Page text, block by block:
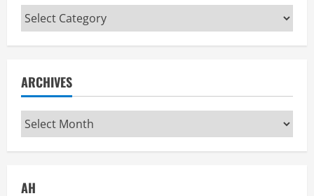
Categories
ARCHIVES
Archives
AH